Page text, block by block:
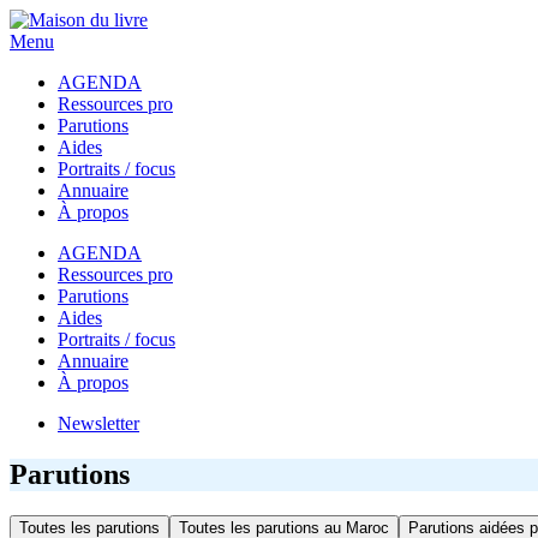
Menu
AGENDA
Ressources pro
Parutions
Aides
Portraits / focus
Annuaire
À propos
AGENDA
Ressources pro
Parutions
Aides
Portraits / focus
Annuaire
À propos
Newsletter
Parutions
Toutes les parutions Toutes les parutions au Maroc Parutions aidées